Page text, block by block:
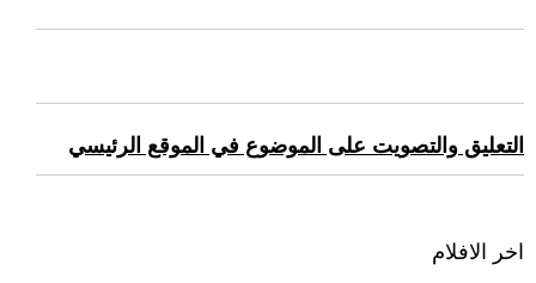
التعليق والتصويت على الموضوع في الموقع الرئيسي
اخر الافلام